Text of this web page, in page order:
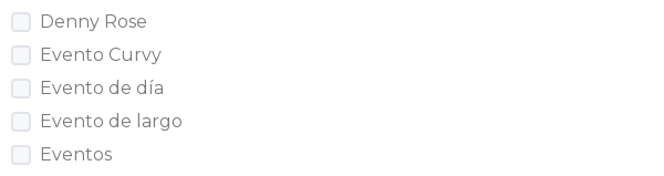
Denny Rose
Evento Curvy
Evento de día
Evento de largo
Eventos